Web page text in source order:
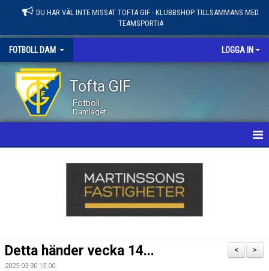
DU HAR VÄL INTE MISSAT TOFTA GIF - KLUBBSHOP TILLSAMMANS MED
TEAMSPORTIA
FOTBOLL DAM LOGGA IN
Tofta GIF
Fotboll
Damlaget
LEDARE / TRUPP
>
<
Detta händer vecka 14...
2025-03-30 15:00